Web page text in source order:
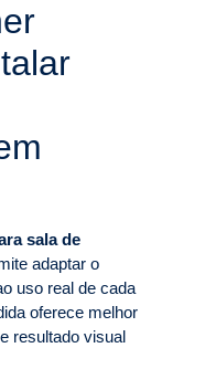
sala de
adaptar o
uso real de cada
oferece melhor
resultado visual